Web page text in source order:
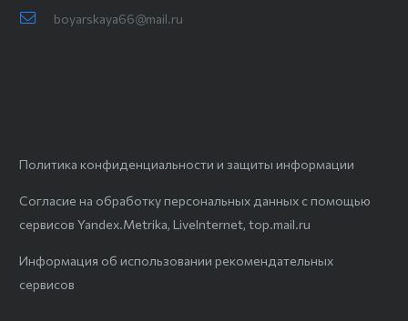
boyarskaya66@mail.ru
Политика конфиденциальности и защиты информации
Согласие на обработку персональных данных с помощью
сервисов Yandex.Metrika, LiveInternet, top.mail.ru
Информация об использовании рекомендательных
сервисов